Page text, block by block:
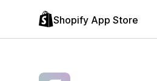
Shopify App Store